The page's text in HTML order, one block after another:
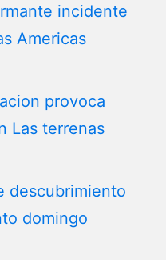
incidente
Americas
provoca
Las terrenas
descubrimiento
domingo